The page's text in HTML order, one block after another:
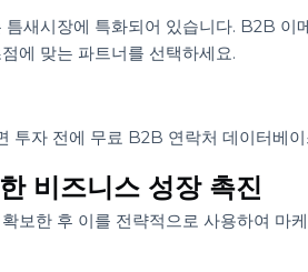
데이터베이스의 정확성을 확인하세
지 확인하세요.
는 틈새시장에 특화되어 있습니다.
초점에 맞는 파트너를 선택하세요.